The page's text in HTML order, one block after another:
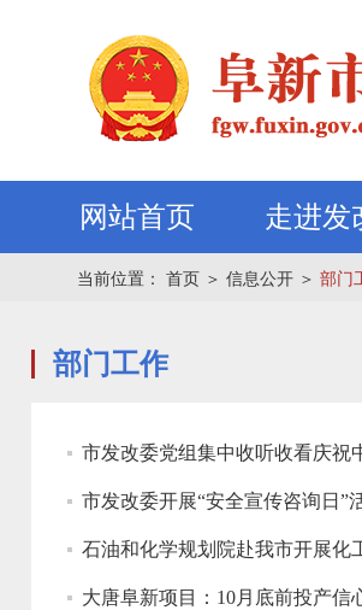
网站首页 走进发
当前位置： 首页 ＞ 信息公开 ＞ 部门
部门工作
市发改委党组集中收听收看庆祝
市发改委开展“安全宣传咨询日”
石油和化学规划院赴我市开展化
大唐阜新项目：10月底前投产信